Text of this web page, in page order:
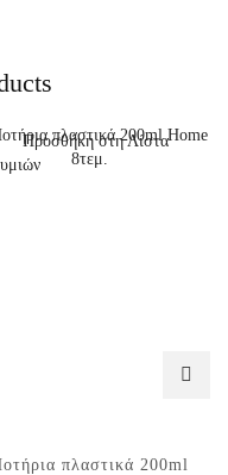
Προσθήκη στη Λίστα
πλαστικά 200ml